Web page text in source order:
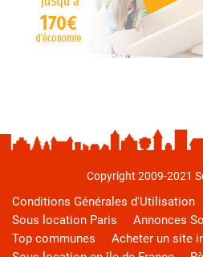
Copyright 2009-2021
Conditions Générales d'Utilisation
Sous location Paris
Annonces
Top communes
Acheter un site